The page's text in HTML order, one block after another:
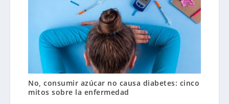
No, consumir azúcar no causa diabetes: cinco
mitos sobre la enfermedad